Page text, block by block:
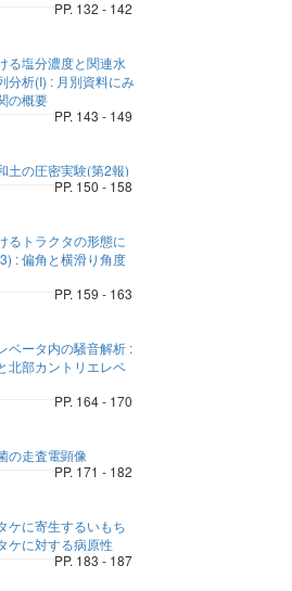
PP. 132 - 142
る塩分濃度と関連水
分析(I) : 月別資料にみ
の概要
PP. 143 - 149
土の圧密実験(第2報)
PP. 150 - 158
るトラクタの形態に
: 偏角と横滑り角度
PP. 159 - 163
ベータ内の騒音解析 :
北部カントリエレベ
PP. 164 - 170
の走査電顕像
PP. 171 - 182
ケに寄生するいもち
ケに対する病原性
PP. 183 - 187